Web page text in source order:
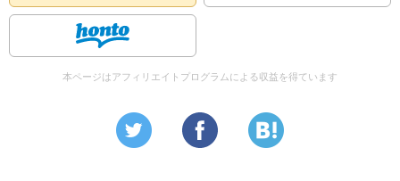
本ページはアフィリエイトプログラムによる収益を得ています